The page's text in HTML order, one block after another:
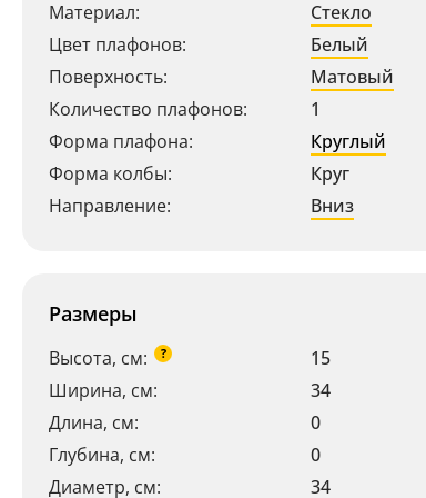
Материал:
Стекло
Цвет плафонов:
Белый
Поверхность:
Матовый
Количество плафонов:
1
Форма плафона:
Круглый
Форма колбы:
Круг
Направление:
Вниз
Размеры
Высота, см: ?
15
Ширина, см:
34
Длина, см:
0
Глубина, см:
0
Диаметр, см:
34